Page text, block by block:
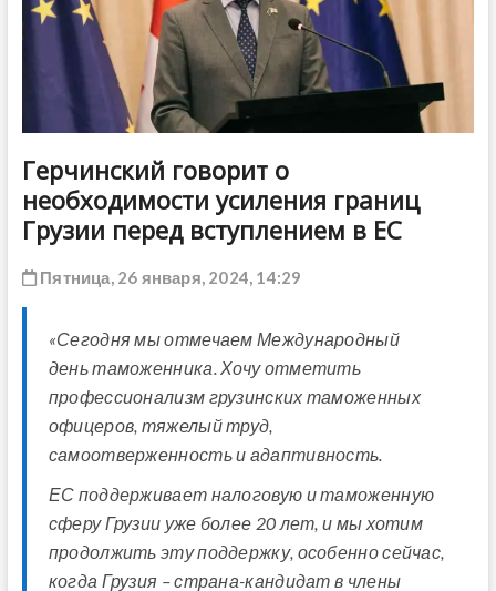
Герчинский говорит о
необходимости усиления границ
Грузии перед вступлением в ЕС
Пятница, 26 января, 2024, 14:29
«Сегодня мы отмечаем Международный
день таможенника. Хочу отметить
профессионализм грузинских таможенных
офицеров, тяжелый труд,
самоотверженность и адаптивность.
ЕС поддерживает налоговую и таможенную
сферу Грузии уже более 20 лет, и мы хотим
продолжить эту поддержку, особенно сейчас,
когда Грузия – страна-кандидат в члены